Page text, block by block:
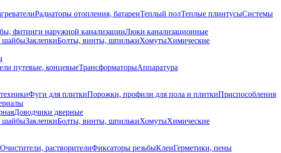
Радиаторы отопления, батареиТеплый полТеплые плинтусыСистемы
фитинги наружной канализацииЛюки канализационные
шайбыЗаклепкиБолты, винты, шпилькиХомутыХимические
путевые, концевыеТрансформаторыАппаратура
Фуги для плиткиПорожки, профили для пола и плиткиПриспособления
Доводчики дверные
шайбыЗаклепкиБолты, винты, шпилькиХомутыХимические
Очистители, растворителиФиксаторы резьбыКлеиГерметики, пены